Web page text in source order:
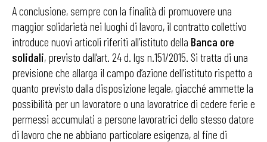
A conclusione, sempre con la finalità di promuovere una
maggior solidarietà nei luoghi di lavoro, il contratto collettivo
introduce nuovi articoli riferiti all’istituto della Banca ore
solidali, previsto dall’art. 24 d. lgs n.151/2015. Si tratta di una
previsione che allarga il campo d’azione dell’istituto rispetto a
quanto previsto dalla disposizione legale, giacché ammette la
possibilità per un lavoratore o una lavoratrice di cedere ferie e
permessi accumulati a persone lavoratrici dello stesso datore
di lavoro che ne abbiano particolare esigenza, al fine di